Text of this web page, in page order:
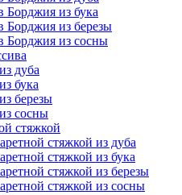
Борджия из бука
Борджия из березы
Борджия из сосны
дуба
бука
березы
сосны
стяжкой
стяжкой из дуба
стяжкой из бука
стяжкой из березы
стяжкой из сосны